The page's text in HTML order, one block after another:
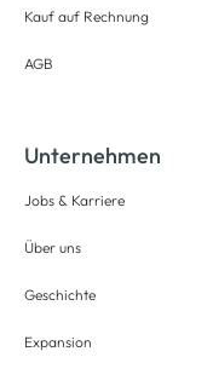
Kauf auf Rechnung
AGB
Unternehmen
Jobs & Karriere
Über uns
Geschichte
Expansion